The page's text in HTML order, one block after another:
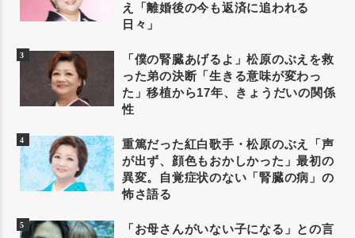
え「離婚後の今も返済に追われる
日々」
「僕の腎臓あげるよ」松原のぶえを救
った弟の決断「生きる意味が変わっ
た」移植から17年、きょうだいの関係
性
重篤だった紅白歌手・松原のぶえ「声
が出ず、顔色もおかしかった」最初の
異変。自覚症状のない「腎臓の病」の
怖さ語る
「お母さんがいない子になる」との言